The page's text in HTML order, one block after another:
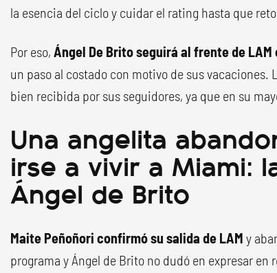
la esencia del ciclo y cuidar el rating hasta que
Por eso, Ángel De Brito seguirá al frente de LAM
un paso al costado con motivo de sus
bien recibida por sus seguidores, ya que en su
Una angelita
irse a vivir a Miami:
Ángel de Brito
Maite Peñoñori confirmó su salida de LAM y
programa y Ángel de Brito no dudó en expresar en